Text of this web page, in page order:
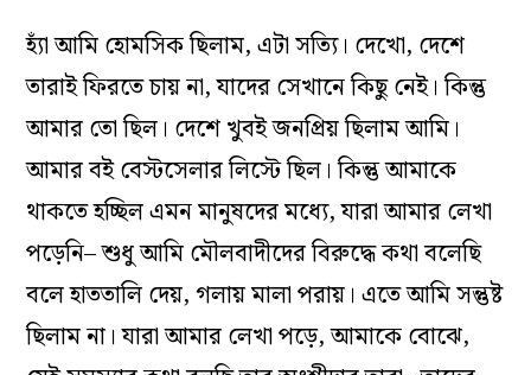
হ্যাঁআমিহোমসিকছিলাম, এটাসত্যি। দেখো, দেশে
তারাইফিরতেচায়না,যাদেরসেখানেকিছুনেই। কিন্তু
আমারতোছিল। দেশেখুবইজনপ্রিয়ছিলামআমি।
আমারবইবেস্টসেলারলিস্টেছিল। কিন্তুআমাকে
থাকতেহচ্ছিলএমনমানুষদেরমধ্যে, যারাআমারলেখা
পড়েনি–শুধুআমিমৌলবাদীদেরবিরুদ্ধেকথাবলেছি
বলেহাততালিদেয়,গলায়মালাপরায়। এতেআমিসন্তুষ্ট
ছিলামনা। যারাআমারলেখাপড়ে,আমাকেবোঝে,